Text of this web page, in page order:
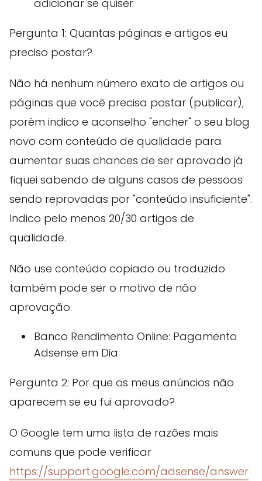
adicionar se quiser
Pergunta 1: Quantas páginas e artigos eu
preciso postar?
Não há nenhum número exato de artigos ou
páginas que você precisa postar (publicar),
porém indico e aconselho "encher" o seu blog
novo com conteúdo de qualidade para
aumentar suas chances de ser aprovado já
fiquei sabendo de alguns casos de pessoas
sendo reprovadas por "conteúdo insuficiente".
Indico pelo menos 20/30 artigos de
qualidade.
Não use conteúdo copiado ou traduzido
também pode ser o motivo de não
aprovação.
Banco Rendimento Online: Pagamento
Adsense em Dia
Pergunta 2: Por que os meus anúncios não
aparecem se eu fui aprovado?
O Google tem uma lista de razões mais
comuns que pode verificar
https://support.google.com/adsense/answer